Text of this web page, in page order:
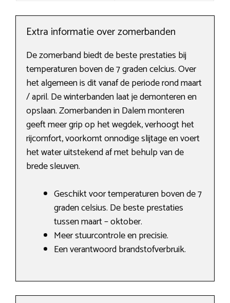
Extra informatie over zomerbanden
De zomerband biedt de beste prestaties bij
temperaturen boven de 7 graden celcius. Over
het algemeen is dit vanaf de periode rond maart
/ april. De winterbanden laat je demonteren en
opslaan. Zomerbanden in Dalem monteren
geeft meer grip op het wegdek, verhoogt het
rijcomfort, voorkomt onnodige slijtage en voert
het water uitstekend af met behulp van de
brede sleuven.
Geschikt voor temperaturen boven de 7
graden celsius. De beste prestaties
tussen maart – oktober.
Meer stuurcontrole en precisie.
Een verantwoord brandstofverbruik.